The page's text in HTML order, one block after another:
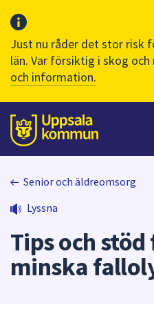
Just nu råder det stor risk
län. Var försiktig i skog och
och information.
Till sidans
huvudinnehåll
Senior och äldreomsorg
Lyssna
Tips och
minska